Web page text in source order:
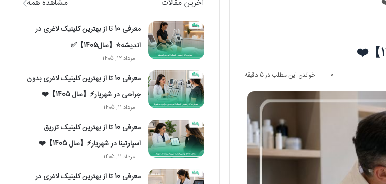
0 خواندن این مطلب در 5 دقیقه
آخرین مقالات مشاهده همه
معرفی 10 تا از بهترین کلینیک لاغری در
اندیشه⭐【سال1405】✅
مرداد 12, 1405
معرفی 10 تا از بهترین کلینیک لاغری بدون
جراحی در شهریار⚡【سال 1405】❤️
مرداد 11, 1405
معرفی 10 تا از بهترین کلینیک تزریق
اسپارتینا در شهریار⚡【سال 1405】❤️
مرداد 11, 1405
معرفی 10 تا از بهترین کلینیک لاغری در